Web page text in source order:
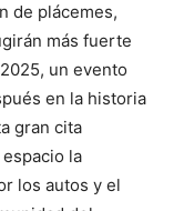
de plácemes,
más fuerte
un evento
en la historia
gran cita
la
los autos y el